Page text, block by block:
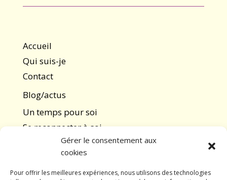
Gérer le consentement aux
cookies
Pour offrir les meilleures expériences, nous utilisons des technologies
Accueil
Qui suis-je
Contact
Blog/actus
Un temps pour soi
Se reconnecter à soi
Se comprendre autrement